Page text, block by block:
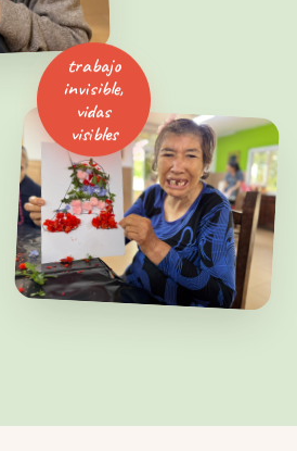
trabajo
invisible,
vidas
visibles